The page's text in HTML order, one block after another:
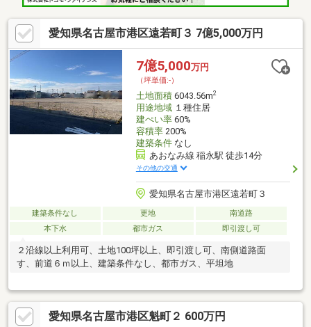
愛知県名古屋市港区遠若町３ 7億5,000万円
7億5,000万円
（坪単価:-）
土地面積6043.56m2
用途地域１種住居
建ぺい率60%
容積率200%
建築条件なし
あおなみ線 稲永駅 徒歩14分
その他の交通
愛知県名古屋市港区遠若町３
建築条件なし 更地
南道路
本下水
都市ガス 即引渡し可
２沿線以上利用可、土地100坪以上、即引渡し可、南側道路面
す、前道６ｍ以上、建築条件なし、都市ガス、平坦地
愛知県名古屋市港区魁町２ 600万円